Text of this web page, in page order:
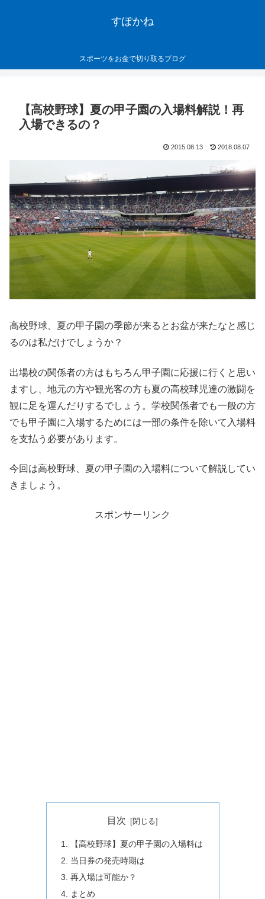
すぽかね
スポーツをお金で切り取るブログ
【高校野球】夏の甲子園の入場料解説！再
入場できるの？
2015.08.13 2018.08.07
高校野球、夏の甲子園の季節が来るとお盆が来たなと感じ
るのは私だけでしょうか？
出場校の関係者の方はもちろん甲子園に応援に行くと思い
ますし、地元の方や観光客の方も夏の高校球児達の激闘を
観に足を運んだりするでしょう。学校関係者でも一般の方
でも甲子園に入場するためには一部の条件を除いて入場料
を支払う必要があります。
今回は高校野球、夏の甲子園の入場料について解説してい
きましょう。
スポンサーリンク
目次
【高校野球】夏の甲子園の入場料は
当日券の発売時期は
再入場は可能か？
まとめ